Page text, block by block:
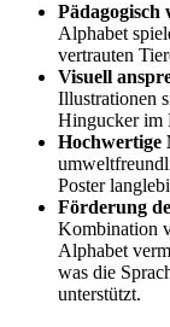
Pädagogisch
Alphabet
vertrauten
Visuell
Illustrationen
Hingucker im
Hochwertige
Poster
Förderung
Kombination
Alphabet
was die
unterstützt.